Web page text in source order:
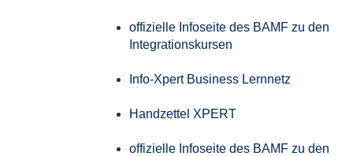
offizielle Infoseite des BAMF zu den
Integrationskursen
Info-Xpert Business Lernnetz
Handzettel XPERT
offizielle Infoseite des BAMF zu den